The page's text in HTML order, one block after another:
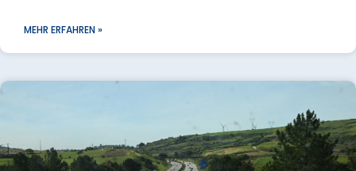
MEHR ERFAHREN »